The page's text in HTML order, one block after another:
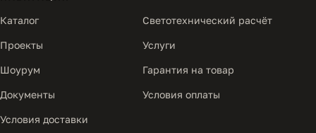
Каталог Светотехнический расчёт
Проекты Услуги
Шоурум Гарантия на товар
Документы Условия оплаты
Условия доставки